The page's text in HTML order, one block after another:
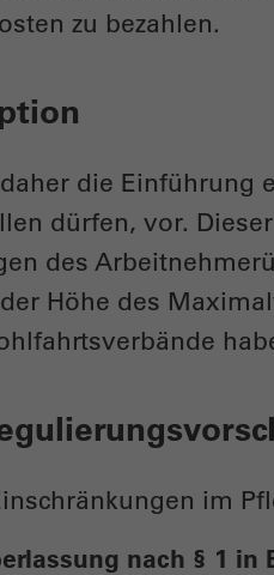
zu bezahlen.
die Einführung
dürfen, vor.
des
Höhe des
im
nach § 1